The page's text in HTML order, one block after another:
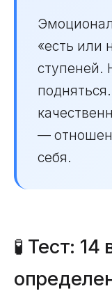
«есть или
ступеней.
—
себя.
🧪 Тест: